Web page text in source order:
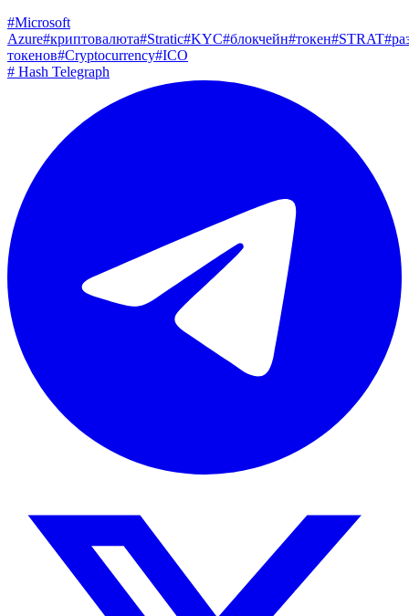
#Microsoft
Azure#криптовалюта#Stratic#KYC#блокчейн#токен#STRAT#
токенов#Cryptocurrency#ICO
# Hash Telegraph